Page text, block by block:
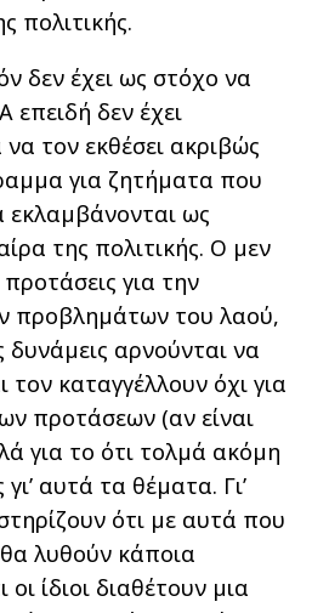
πολιτικής.
δεν έχει ως στόχο να
επειδή δεν έχει
τον εκθέσει ακριβώς
για ζητήματα που
εκλαμβάνονται ως
της πολιτικής. Ο μεν
για την
προβλημάτων του λαού,
δυνάμεις αρνούνται να
τον καταγγέλλουν όχι για
προτάσεων (αν είναι
για το ότι τολμά ακόμη
αυτά τα θέματα. Γι’
ότι με αυτά που
θα λυθούν κάποια
ίδιοι διαθέτουν μια